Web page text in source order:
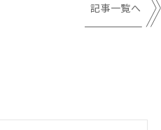
記事一覧へ